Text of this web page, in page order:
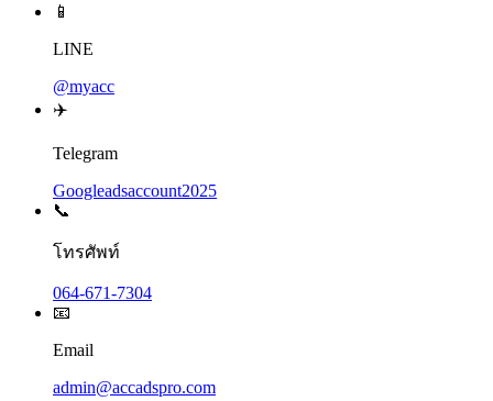
📱
LINE
@myacc
✈️
Telegram
Googleadsaccount2025
📞
โทรศัพท์
064-671-7304
📧
Email
admin@accadspro.com